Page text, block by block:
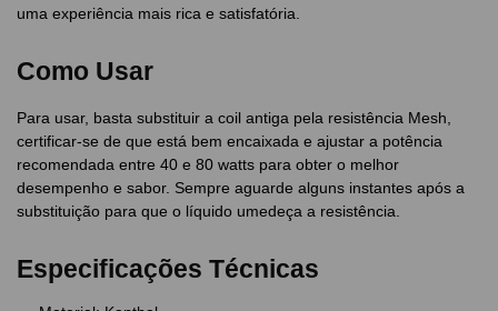
uma experiência mais rica e satisfatória.
Como Usar
Para usar, basta substituir a coil antiga pela resistência Mesh,
certificar-se de que está bem encaixada e ajustar a potência
recomendada entre 40 e 80 watts para obter o melhor
desempenho e sabor. Sempre aguarde alguns instantes após a
substituição para que o líquido umedeça a resistência.
Especificações Técnicas